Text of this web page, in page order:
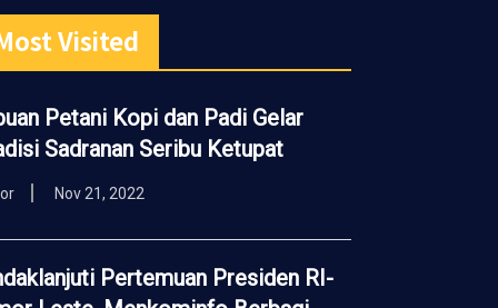
Visited
Petani Kopi dan Padi Gelar
Sadranan Seribu Ketupat
Nov 21, 2022
Pertemuan Presiden RI-